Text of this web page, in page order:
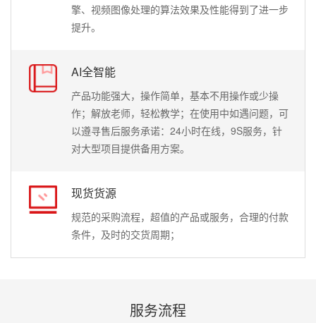
擎、视频图像处理的算法效果及性能得到了进一步
提升。
AI全智能
产品功能强大，操作简单，基本不用操作或少操
作；解放老师，轻松教学；在使用中如遇问题，可
以遵寻售后服务承诺：24小时在线，9S服务，针
对大型项目提供备用方案。
现货货源
规范的采购流程，超值的产品或服务，合理的付款
条件，及时的交货周期；
服务流程